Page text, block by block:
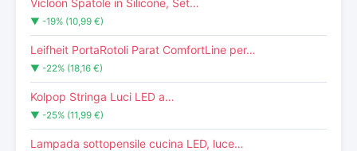
Vicloon Spatole in Silicone, Set…
▼ -19% (10,99 €)
Leifheit PortaRotoli Parat ComfortLine per…
▼ -22% (18,16 €)
Kolpop Stringa Luci LED a…
▼ -25% (11,99 €)
Lampada sottopensile cucina LED, luce…